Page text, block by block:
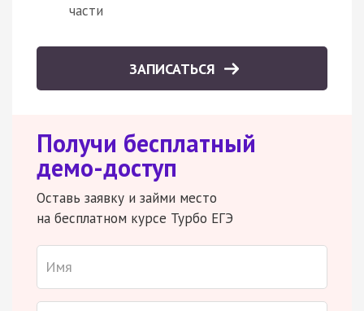
части
ЗАПИСАТЬСЯ
Получи бесплатный
демо-доступ
Оставь заявку и займи место
на бесплатном курсе Турбо ЕГЭ